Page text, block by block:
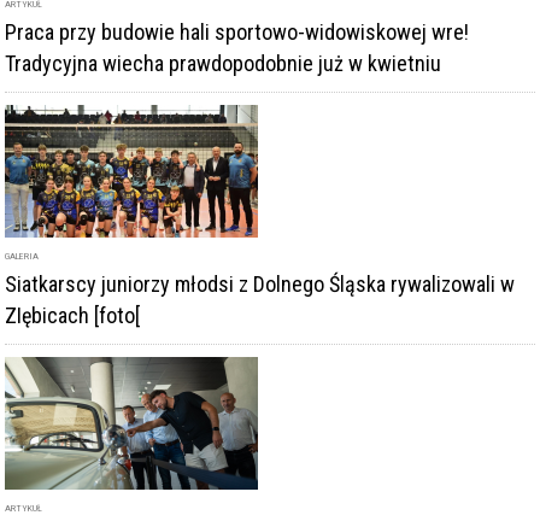
ARTYKUŁ
Praca przy budowie hali sportowo-widowiskowej wre!
Tradycyjna wiecha prawdopodobnie już w kwietniu
GALERIA
Siatkarscy juniorzy młodsi z Dolnego Śląska rywalizowali w
ZIębicach [foto[
ARTYKUŁ